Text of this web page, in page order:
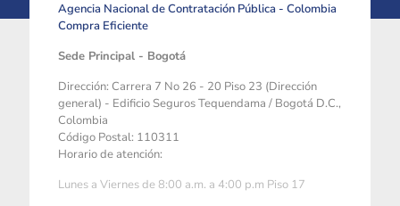
Agencia Nacional de Contratación Pública - Colombia
Compra Eficiente
Sede Principal - Bogotá
Dirección: Carrera 7 No 26 - 20 Piso 23 (Dirección
general) - Edificio Seguros Tequendama / Bogotá D.C.,
Colombia
Código Postal: 110311
Horario de atención:
Lunes a Viernes de 8:00 a.m. a 4:00 p.m Piso 17